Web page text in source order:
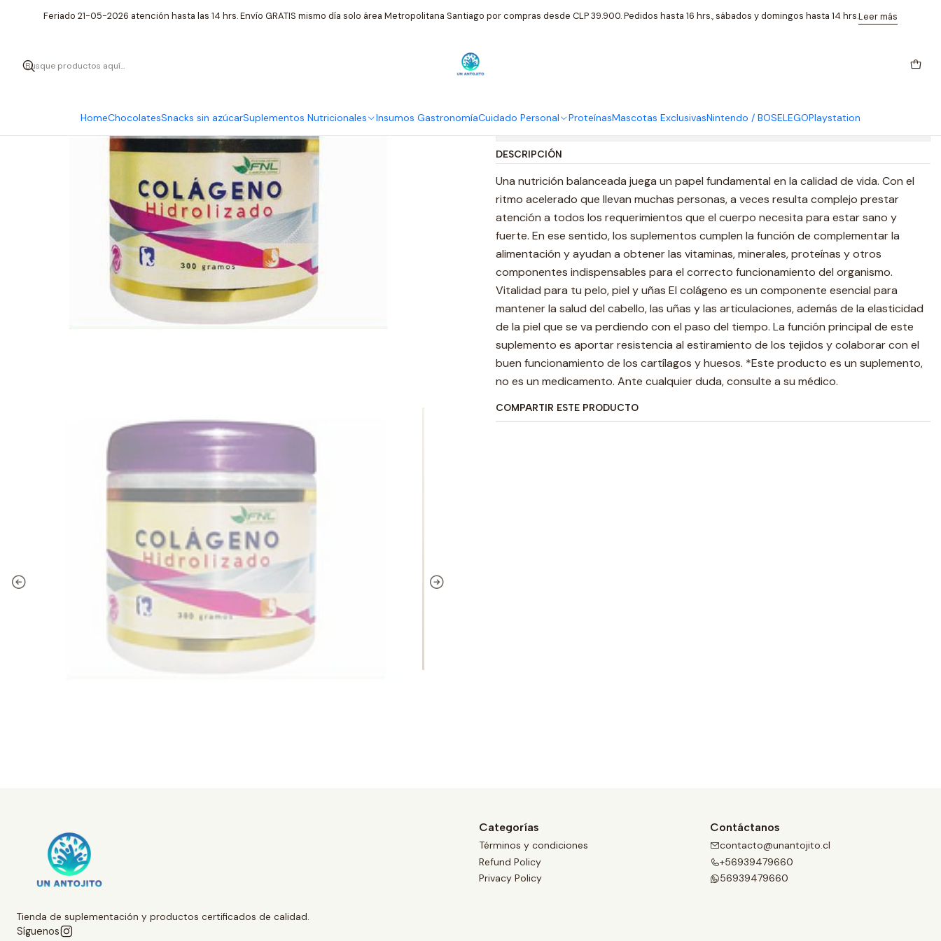
HomeChocolatesSnacks sin azúcarSuplementos Nutricionales Insumos GastronomíaCuidado Personal ProteínasMascotas ExclusivasNintendo / BOSELEGOPlaystation
Feriado 21-05-2026 atención hasta las 14 hrs. Envío GRATIS mismo día solo área Metropolitana Santiago por compras desde CLP 39.900. Pedidos hasta 16 hrs., sábados y domingos hasta 14 hrs.Leer más
Inicio Suplementos Nutricionales FNL Colágeno Hidrolizado 300 Gr Fnl
Mostrar stock de ubicaciones
DESCRIPCIÓN
Una nutrición balanceada juega un papel fundamental en la calidad de vida. Con el
ritmo acelerado que llevan muchas personas, a veces resulta complejo prestar
atención a todos los requerimientos que el cuerpo necesita para estar sano y
fuerte. En ese sentido, los suplementos cumplen la función de complementar la
alimentación y ayudan a obtener las vitaminas, minerales, proteínas y otros
componentes indispensables para el correcto funcionamiento del organismo.
Vitalidad para tu pelo, piel y uñas El colágeno es un componente esencial para
mantener la salud del cabello, las uñas y las articulaciones, además de la elasticidad
de la piel que se va perdiendo con el paso del tiempo. La función principal de este
suplemento es aportar resistencia al estiramiento de los tejidos y colaborar con el
buen funcionamiento de los cartílagos y huesos. *Este producto es un suplemento,
no es un medicamento. Ante cualquier duda, consulte a su médico.
COMPARTIR ESTE PRODUCTO
Tienda de suplementación y productos certificados de calidad.
Síguenos
Categorías
Términos y condiciones
Refund Policy
Privacy Policy
Contáctanos
contacto@unantojito.cl
+56939479660
56939479660